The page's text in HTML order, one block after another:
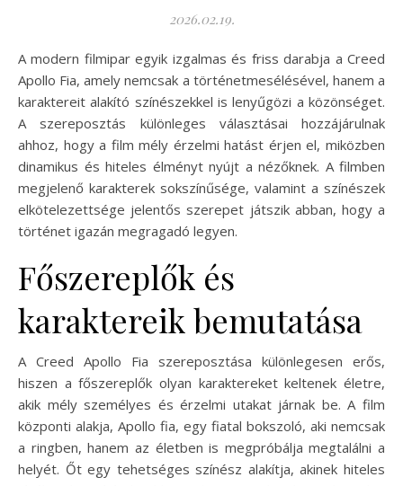
2026.02.19.
A modern filmipar egyik izgalmas és friss darabja a Creed
Apollo Fia, amely nemcsak a történetmesélésével, hanem a
karaktereit alakító színészekkel is lenyűgözi a közönséget.
A szereposztás különleges választásai hozzájárulnak
ahhoz, hogy a film mély érzelmi hatást érjen el, miközben
dinamikus és hiteles élményt nyújt a nézőknek. A filmben
megjelenő karakterek sokszínűsége, valamint a színészek
elkötelezettsége jelentős szerepet játszik abban, hogy a
történet igazán megragadó legyen.
Főszereplők és
karaktereik bemutatása
A Creed Apollo Fia szereposztása különlegesen erős,
hiszen a főszereplők olyan karaktereket keltenek életre,
akik mély személyes és érzelmi utakat járnak be. A film
központi alakja, Apollo fia, egy fiatal bokszoló, aki nemcsak
a ringben, hanem az életben is megpróbálja megtalálni a
helyét. Őt egy tehetséges színész alakítja, akinek hiteles